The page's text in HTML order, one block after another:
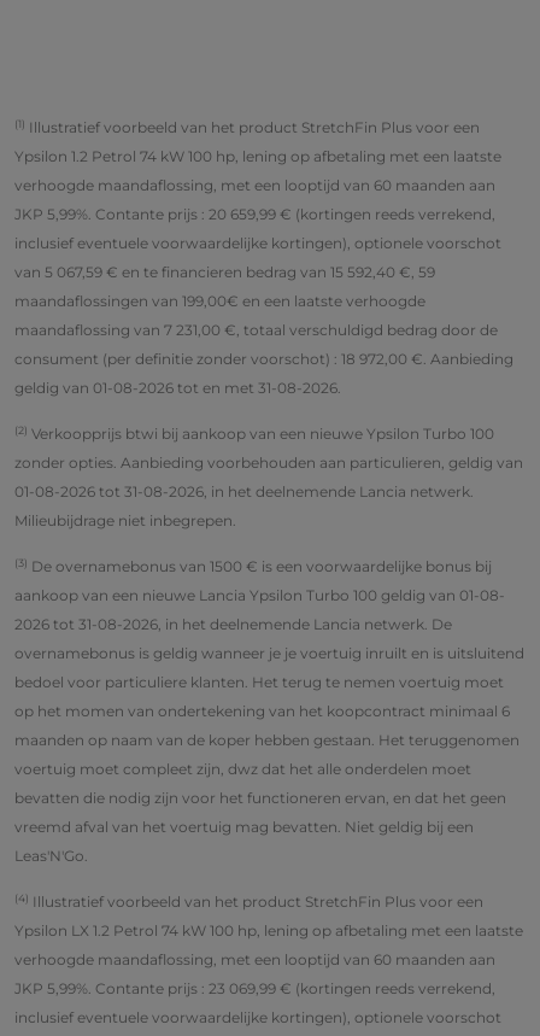
(1) Illustratief voorbeeld van het product StretchFin Plus voor een
Ypsilon 1.2 Petrol 74 kW 100 hp, lening op afbetaling met een laatste
verhoogde maandaflossing, met een looptijd van 60 maanden aan
JKP 5,99%. Contante prijs : 20 659,99 € (kortingen reeds verrekend,
inclusief eventuele voorwaardelijke kortingen), optionele voorschot
van 5 067,59 € en te financieren bedrag van 15 592,40 €, 59
maandaflossingen van 199,00€ en een laatste verhoogde
maandaflossing van 7 231,00 €, totaal verschuldigd bedrag door de
consument (per definitie zonder voorschot) : 18 972,00 €. Aanbieding
geldig van 01-08-2026 tot en met 31-08-2026.
(2) Verkoopprijs btwi bij aankoop van een nieuwe Ypsilon Turbo 100
zonder opties. Aanbieding voorbehouden aan particulieren, geldig van
01-08-2026 tot 31-08-2026, in het deelnemende Lancia netwerk.
Milieubijdrage niet inbegrepen.
(3) De overnamebonus van 1500 € is een voorwaardelijke bonus bij
aankoop van een nieuwe Lancia Ypsilon Turbo 100 geldig van 01-08-
2026 tot 31-08-2026, in het deelnemende Lancia netwerk. De
overnamebonus is geldig wanneer je je voertuig inruilt en is uitsluitend
bedoel voor particuliere klanten. Het terug te nemen voertuig moet
op het momen van ondertekening van het koopcontract minimaal 6
maanden op naam van de koper hebben gestaan. Het teruggenomen
voertuig moet compleet zijn, dwz dat het alle onderdelen moet
bevatten die nodig zijn voor het functioneren ervan, en dat het geen
vreemd afval van het voertuig mag bevatten. Niet geldig bij een
Leas'N'Go.
(4) Illustratief voorbeeld van het product StretchFin Plus voor een
Ypsilon LX 1.2 Petrol 74 kW 100 hp, lening op afbetaling met een laatste
verhoogde maandaflossing, met een looptijd van 60 maanden aan
JKP 5,99%. Contante prijs : 23 069,99 € (kortingen reeds verrekend,
inclusief eventuele voorwaardelijke kortingen), optionele voorschot